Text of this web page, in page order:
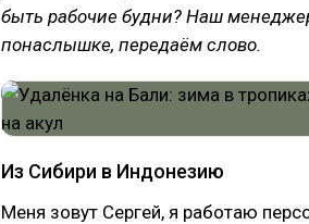
быть рабочие будни? Наш
понаслышке, передаём слово.
Из Сибири в Индонезию
Меня зовут Сергей, я работаю